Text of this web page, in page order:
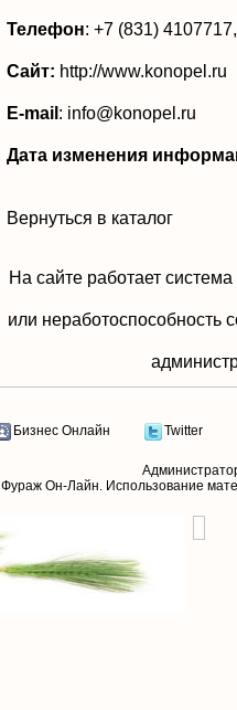
Телефон: +7 (831)
Сайт: http://www.konopel.ru
E-mail: info@konopel.ru
Дата изменения
Вернуться в каталог
На сайте работает
или неработоспособность
Бизнес Онлайн Twitter
Фураж Он-Лайн. Использование